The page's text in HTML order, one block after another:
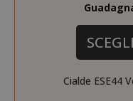
Cialde ESE44